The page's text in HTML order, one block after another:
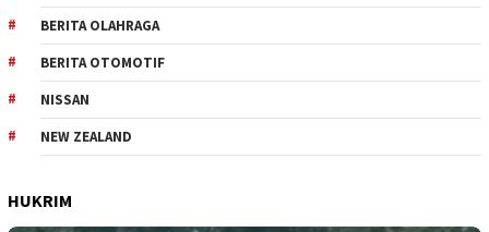
BERITA OLAHRAGA
BERITA OTOMOTIF
NISSAN
NEW ZEALAND
HUKRIM